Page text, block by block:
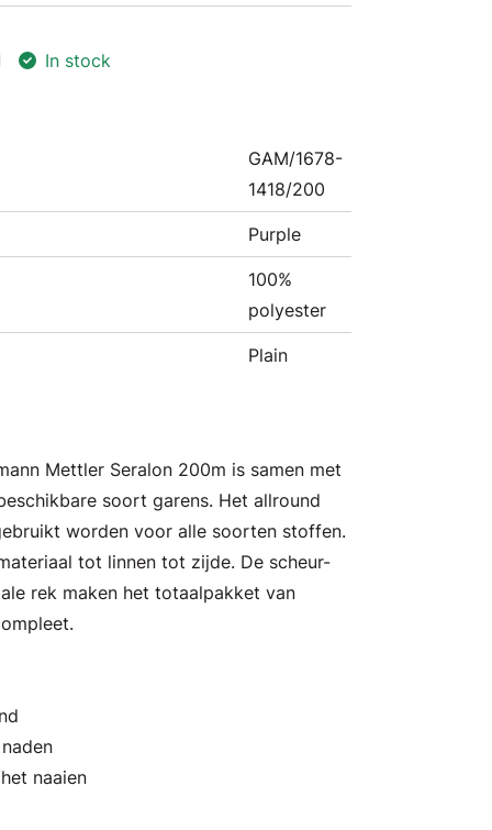
In stock
GAM/1678-
1418/200
Purple
100%
polyester
Plain
Mettler Seralon 200m is samen met
soort garens. Het allround
worden voor alle soorten stoffen.
tot linnen tot zijde. De scheur-
rek maken het totaalpakket van
naaien